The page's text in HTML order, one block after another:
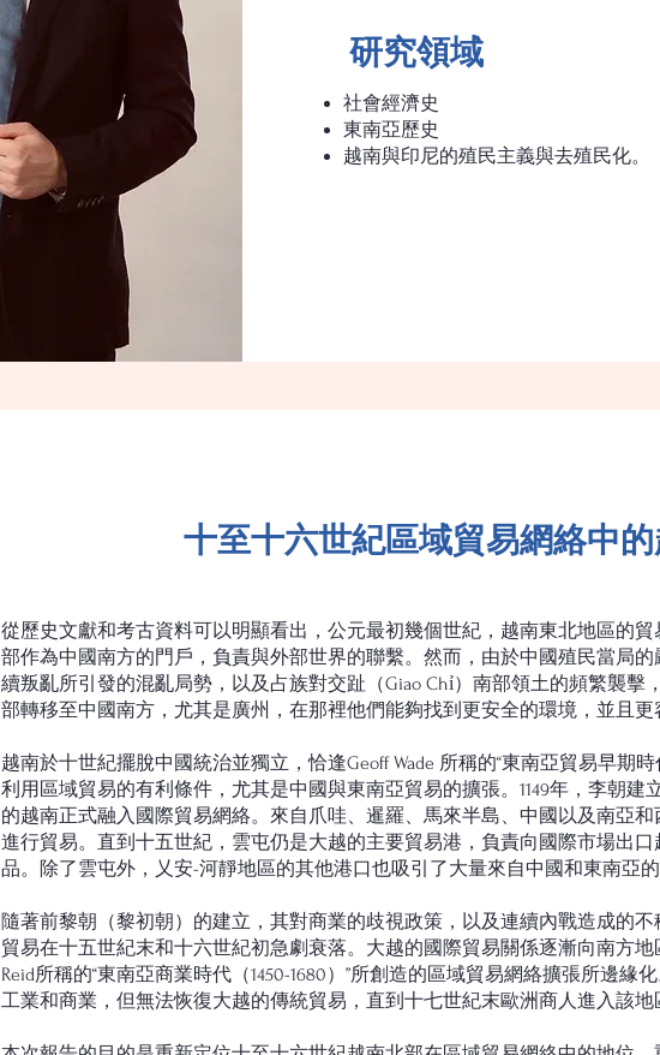
研究領域
社會經濟史
東南亞歷史
越南與印尼的殖民主義與去殖民化。
十至十六世紀區域貿易網絡中
從歷史文獻和考古資料可以明顯看出，公元最初幾個世紀，越南東北地區的
部作為中國南方的門戶，負責與外部世界的聯繫。然而，由於中國殖民當局
續叛亂所引發的混亂局勢，以及占族對交趾（Giao Chỉ）南部領土的頻繁襲擊
部轉移至中國南方，尤其是廣州，在那裡他們能夠找到更安全的環境，並且更
越南於十世紀擺脫中國統治並獨立，恰逢Geoff Wade 所稱的“東南亞貿易早期
利用區域貿易的有利條件，尤其是中國與東南亞貿易的擴張。1149年，李朝建
的越南正式融入國際貿易網絡。來自爪哇、暹羅、馬來半島、中國以及南亞
進行貿易。直到十五世紀，雲屯仍是大越的主要貿易港，負責向國際市場出
品。除了雲屯外，乂安-河靜地區的其他港口也吸引了大量來自中國和東南亞的
隨著前黎朝（黎初朝）的建立，其對商業的歧視政策，以及連續內戰造成的
貿易在十五世紀末和十六世紀初急劇衰落。大越的國際貿易關係逐漸向南方
Reid所稱的“東南亞商業時代（1450-1680）”所創造的區域貿易網絡擴張所邊緣
工業和商業，但無法恢復大越的傳統貿易，直到十七世紀末歐洲商人進入該地